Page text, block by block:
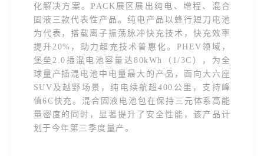
化解决方案。PACK展区展出纯电、增程、混合
固液三款代表性产品。纯电产品以蜂行短刀电池
为代表，搭载离子振荡脉冲快充技术，快充效率
提升20%，助力超充技术普惠化。PHEV领域，
堡垒2.0插混电池容量达80kWh（1/3C），为全
球量产插混电池中电量最大的产品，面向大六座
SUV及越野场景，纯电续航超400公里，支持峰
值6C快充。混合固液电池包在保持三元体系高能
量密度的同时，显著提升了安全性能，该产品计
划于今年第三季度量产。